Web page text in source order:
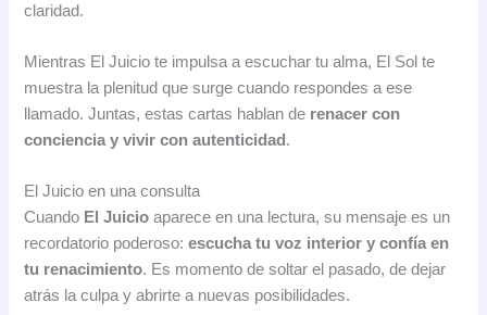
claridad.
Mientras El Juicio te impulsa a escuchar tu alma, El Sol te
muestra la plenitud que surge cuando respondes a ese
llamado. Juntas, estas cartas hablan de renacer con
conciencia y vivir con autenticidad .
El Juicio en una consulta
Cuando El Juicio aparece en una lectura, su mensaje es un
recordatorio poderoso:escucha tu voz interior y confía en
tu renacimiento. Es momento de soltar el pasado, de dejar
atrás la culpa y abrirte a nuevas posibilidades.